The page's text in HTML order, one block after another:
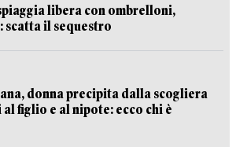
libera con ombrelloni,
il sequestro
donna precipita dalla scogliera
al figlio e al nipote: ecco chi è